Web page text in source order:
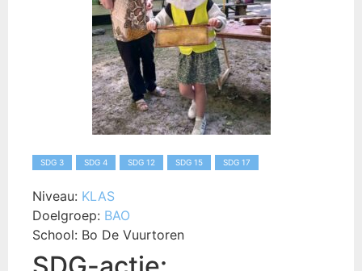
SDG 3 SDG 4 SDG 12 SDG 15 SDG 17
Niveau: KLAS
Doelgroep: BAO
School: Bo De Vuurtoren